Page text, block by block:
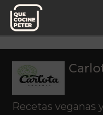
Pedido semanal
Recetas veganas